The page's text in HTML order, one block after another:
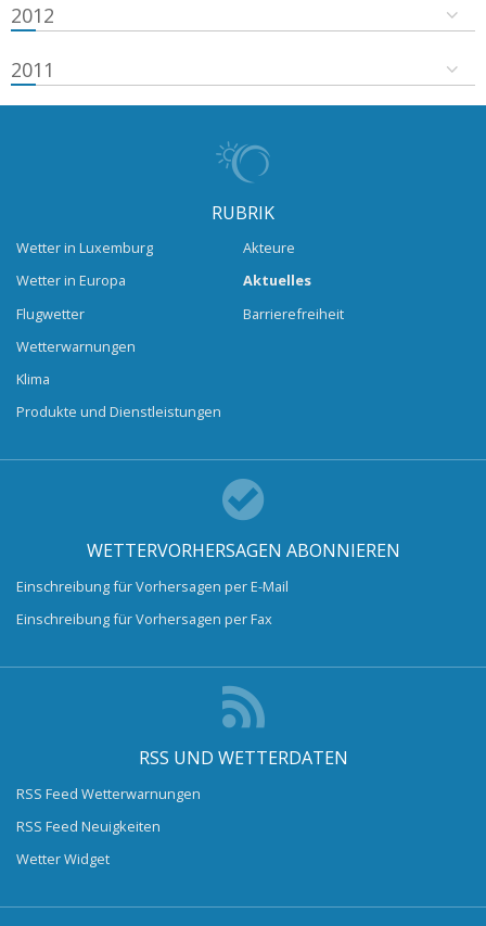
2012
2011
RUBRIK
Wetter in Luxemburg
Wetter in Europa
Flugwetter
Wetterwarnungen
Klima
Produkte und Dienstleistungen
Akteure
Aktuelles
Barrierefreiheit
WETTERVORHERSAGEN ABONNIEREN
Einschreibung für Vorhersagen per E-Mail
Einschreibung für Vorhersagen per Fax
RSS UND WETTERDATEN
RSS Feed Wetterwarnungen
RSS Feed Neuigkeiten
Wetter Widget